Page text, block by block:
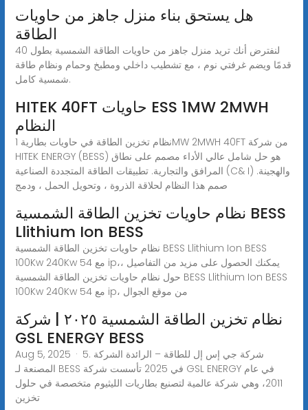
هل يستحق بناء منزل جاهز من حاويات
الطاقة
لنفترض أنك تريد منزل جاهز من حاويات الطاقة الشمسية بطول 40
قدمًا ويضم غرفتي نوم ، مع تشطيب داخلي ومطبخ وحمام ونظام طاقة
شمسية كامل.
HITEK 40FT حاويات ESS 1MW 2MWH
النظام
نظام تخزين الطاقة في حاويات بطارية 1MW 2MWH 40FT من شركة
HITEK ENERGY (BESS) هو حل شامل عالي الأداء مصمم على نطاق
المرافق والتجارية. تطبيقات الطاقة المتجددة الصناعية (C& I) والهجينة.
صمم هذا النظام لحلاقة الذروة ، وتحويل الحمل ، ودمج
نظام حاويات تخزين الطاقة الشمسية BESS
Llithium Ion BESS
نظام حاويات تخزين الطاقة الشمسية BESS Llithium Ion BESS
100Kw 240Kw 54 مع ip،، يمكنك الحصول على مزيد من التفاصيل
حول نظام حاويات تخزين الطاقة الشمسية BESS Llithium Ion BESS
100Kw 240Kw 54 مع ip، من موقع الجوال
نظام تخزين الطاقة الشمسية ٢٠٢٥ | شركة
GSL ENERGY BESS
Aug 5, 2025 · 5. شركة جي إس إل للطاقة – الرائدة الشركة
المصنعة لـ BESS في 2025 تأسست شركة GSL ENERGY في عام
2011، وهي شركة عالمية لتصنيع بطاريات الليثيوم متخصصة في حلول
تخزين